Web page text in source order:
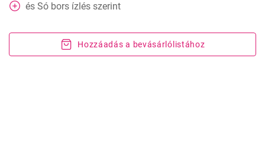
és Só bors ízlés szerint
Hozzáadás a bevásárlólistához